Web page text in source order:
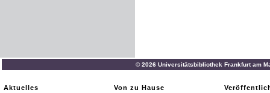
© 2026 Universitätsbibliothek Frankfurt am
Aktuelles
Von zu Hause